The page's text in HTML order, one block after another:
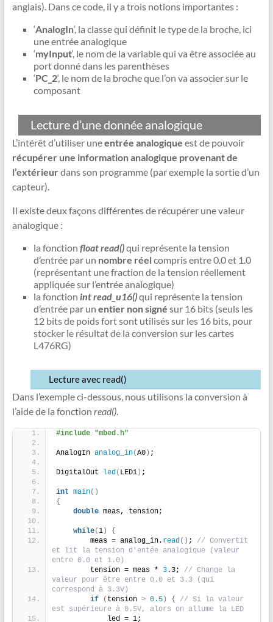
anglais). Dans ce code, il y a trois notions importantes :
‘AnalogIn‘, la classe qui définit le type de la broche, ici
une entrée analogique
‘myInput‘, le nom de la variable qui va être associée au
port donné dans les parenthèses
‘PC_2‘, le nom de la broche que l’on va associer sur le
composant
Lecture d’une donnée analogique
L’intérêt d’utiliser uneentrée analogique est de pouvoir
récupérer une information analogique provenant de
l’extérieurdans son programme (par exemple la sortie d’un
capteur).
Il existe deux façons différentes de récupérer une valeur
analogique :
la fonction float read()qui représente la tension
d’entrée par un nombre réelcompris entre 0.0 et 1.0
(représentant une fraction de la tension réellement
appliquée sur l’entrée analogique)
la fonction int read_u16()qui représente la tension
d’entrée par un entier non signé sur 16 bits (seuls les
12 bits de poids fort sont utilisés sur les 16 bits, pour
stocker le résultat de la conversion sur les cartes
L476RG)
Lecture avec read()
Dans l’exemple ci-dessous, nous utilisons la conversion à
l’aide de la fonction read().
#include "mbed.h"
AnalogIn analog_in(A0) ;
DigitalOut led( LED1) ;
int main()
{
double meas, tension;
while(1)
{
        meas = analog_in.
read() ; // Convertit
et lit la tension d'entée analogique (valeur
entre 0.0 et 1.0)
        tension = meas *
3.3; // Change la
valeur pour être entre 0.0 et 3.3 (qui
correspond à 3.3V)
if
( tension > 0.5) {
// Si la valeur
est supérieure à 0.5V, alors on allume la LED
            led = 1;